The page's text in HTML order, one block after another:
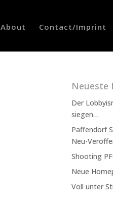
About Contact/Imprint
Neueste
Der
siegen…
Paffendorf
Neu-
Shooting
Neue
Voll unter